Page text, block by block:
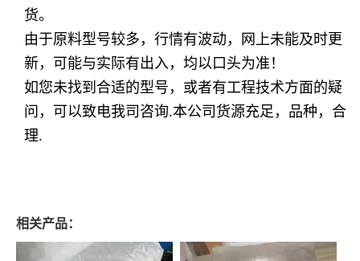
货。
由于原料型号较多，行情有波动，网上未能及时更
新，可能与实际有出入，均以口头为准！
如您未找到合适的型号，或者有工程技术方面的疑
问，可以致电我司咨询.本公司货源充足，品种，合
理.
相关产品：